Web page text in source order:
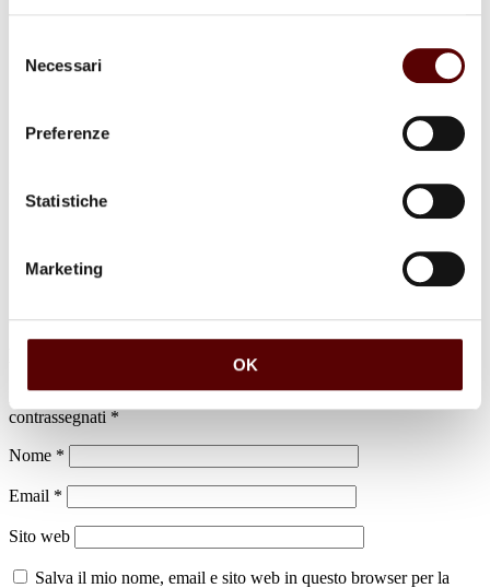
delNecessari
Preferenze
Statistiche
Marketing
OK
5 Febbraio 1932 - 10 Gennaio 2022
cimitero di XII Morelli
Il tuo indirizzo email non sarà pubblicato. I campi obbligatori sono
contrassegnati *
Nome *
Email *
Sito web
Salva il mio nome, email e sito web in questo browser per la